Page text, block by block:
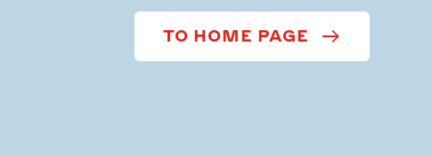
TO HOME PAGE